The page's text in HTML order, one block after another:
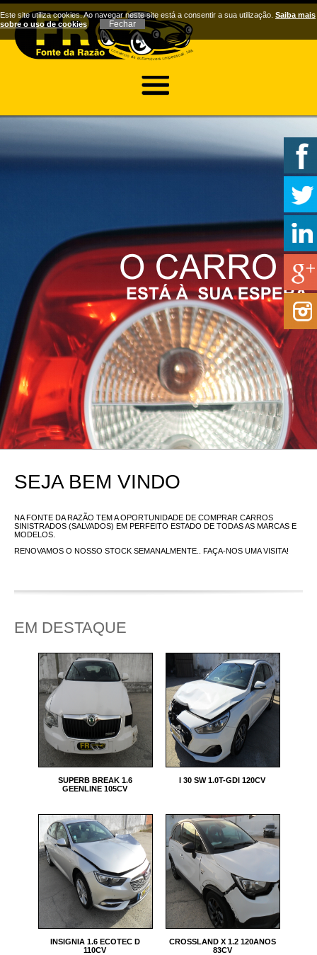
SEJA BEM VINDO
NA FONTE DA RAZÃO TEM A OPORTUNIDADE DE COMPRAR CARROS
SINISTRADOS (SALVADOS) EM PERFEITO ESTADO DE TODAS AS MARCAS E
MODELOS.
RENOVAMOS O NOSSO STOCK SEMANALMENTE.. FAÇA-NOS UMA VISITA!
EM DESTAQUE
SUPERB BREAK 1.6
GEENLINE 105CV
I 30 SW 1.0T-GDI 120CV
INSIGNIA 1.6 ECOTEC D
110CV
CROSSLAND X 1.2 120ANOS
83CV
Este site utiliza cookies. Ao navegar neste site está a consentir a sua utilização. Saiba mais
sobre o uso de cookies